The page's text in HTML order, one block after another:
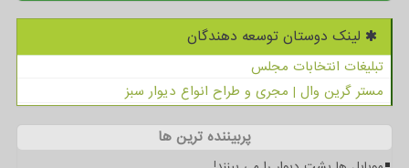
لینک دوستان توسعه دهندگان
تبلیغات انتخابات مجلس
مستر گرین وال | مجری و طراح انواع دیوار سبز
پربیننده ترین ها